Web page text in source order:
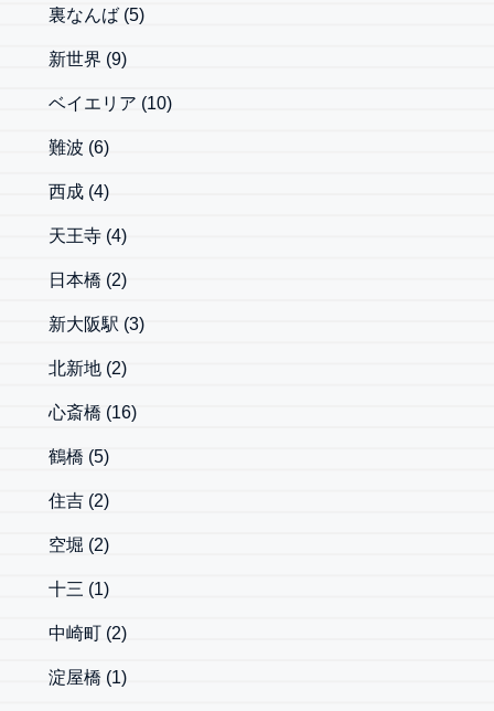
裏なんば (5)
新世界 (9)
ベイエリア (10)
難波 (6)
西成 (4)
天王寺 (4)
日本橋 (2)
新大阪駅 (3)
北新地 (2)
心斎橋 (16)
鶴橋 (5)
住吉 (2)
空堀 (2)
十三 (1)
中崎町 (2)
淀屋橋 (1)